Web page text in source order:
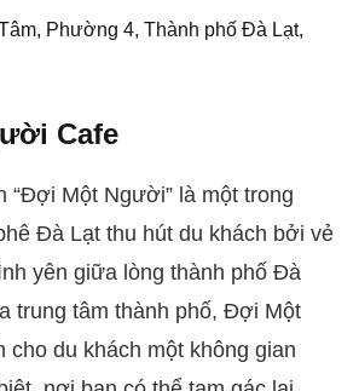
Phường 4, Thành phố Đà Lạt,
Cafe
“Đợi Một Người” là một trong
Đà Lạt thu hút du khách bởi vẻ
yên giữa lòng thành phố Đà
trung tâm thành phố, Đợi Một
cho du khách một không gian